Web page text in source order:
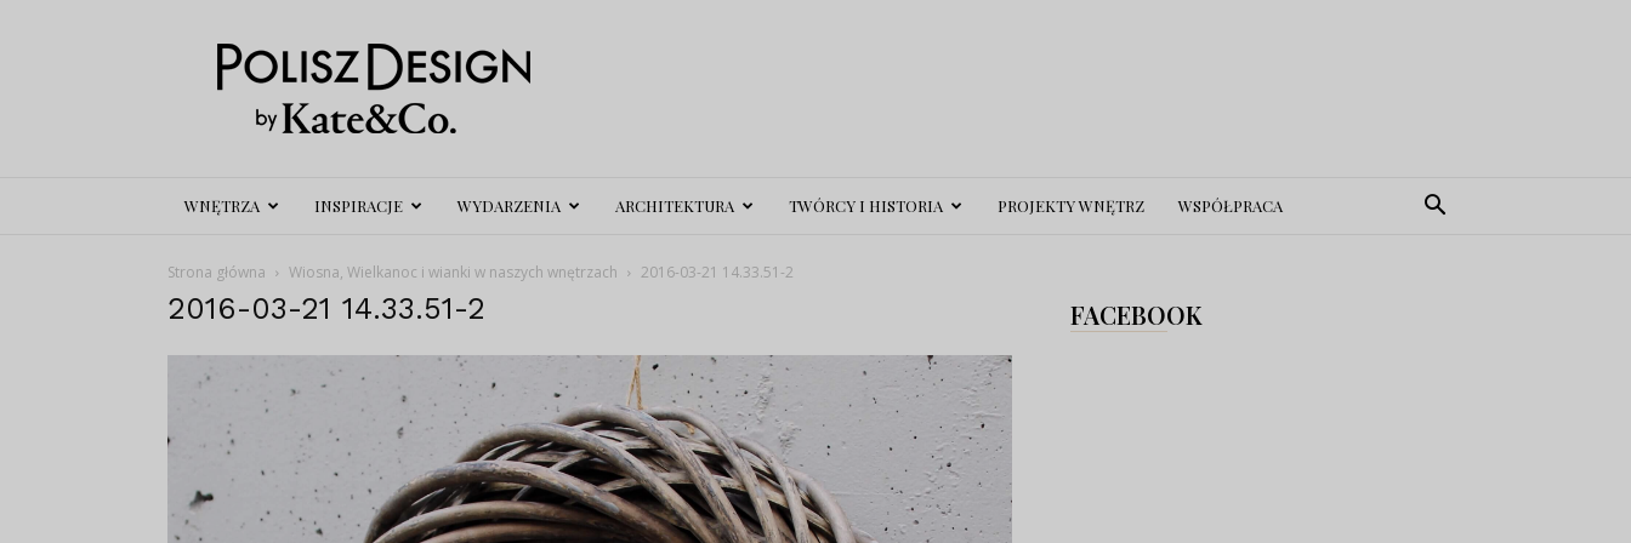
Polisz
Design
WNĘTRZA INSPIRACJE WYDARZENIA ARCHITEKTURA TWÓRCY I HISTORIA PROJEKTY WNĘTRZ WSPÓŁPRACA
Strona główna Wiosna, Wielkanoc i wianki w naszych wnętrzach 2016-03-21 14.33.51-2
2016-03-21 14.33.51-2 FACEBOOK